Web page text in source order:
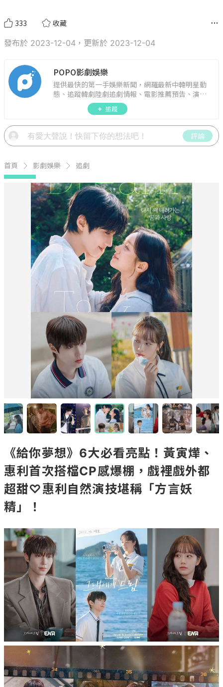
333 收藏
發布於 2023-12-04，更新於 2023-12-04
POPO影劇娛樂
提供最快的第一手娛樂新聞，網羅最新中韓明星動
態、追蹤韓劇陸劇追劇情報、電影推薦預告、演藝
圈話題，演唱會見面會最新資訊，讓你追星零時
追蹤
評論
首頁 影劇娛樂 追劇
《給你夢想》6大必看亮點！黃寅燁、
惠利首次搭檔CP感爆棚，戲裡戲外都
超甜♡惠利自然演技堪稱「方言妖
精」！